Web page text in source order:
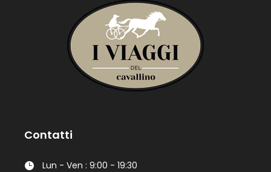
Contatti
Lun - Ven : 9:00 - 19:30